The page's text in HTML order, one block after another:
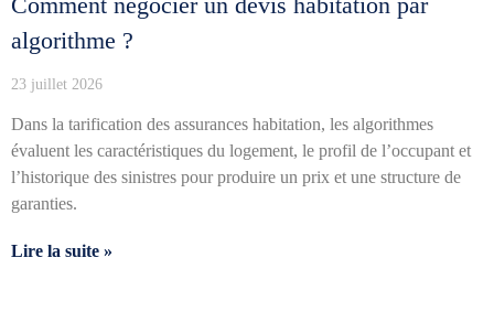
algorithme ?
23 juillet 2026
Dans la tarification des assurances habitation, les algorithmes
évaluent les caractéristiques du logement, le profil de l’occupant et
l’historique des sinistres pour produire un prix et une structure de
garanties.
Lire la suite »